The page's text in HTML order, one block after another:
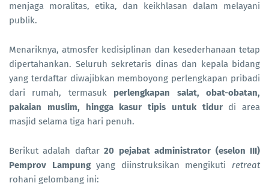
menjaga moralitas, etika, dan keikhlasan dalam melayani
publik.
Menariknya, atmosfer kedisiplinan dan kesederhanaan tetap
dipertahankan. Seluruh sekretaris dinas dan kepala bidang
yang terdaftar diwajibkan memboyong perlengkapan pribadi
dari rumah, termasuk perlengkapan salat, obat-obatan,
pakaian muslim, hingga kasur tipis untuk tidurdi area
masjid selama tiga hari penuh.
Berikut adalah daftar20 pejabat administrator (eselon III)
Pemprov Lampungyang diinstruksikan mengikuti retreat
rohani gelombang ini: